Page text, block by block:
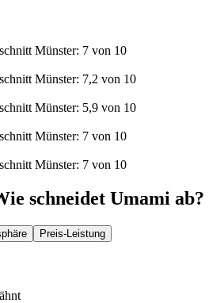
Münster: 7 von 10
Münster: 7,2 von 10
Münster: 5,9 von 10
Münster: 7 von 10
Münster: 7 von 10
schneidet Umami ab?
Preis-Leistung